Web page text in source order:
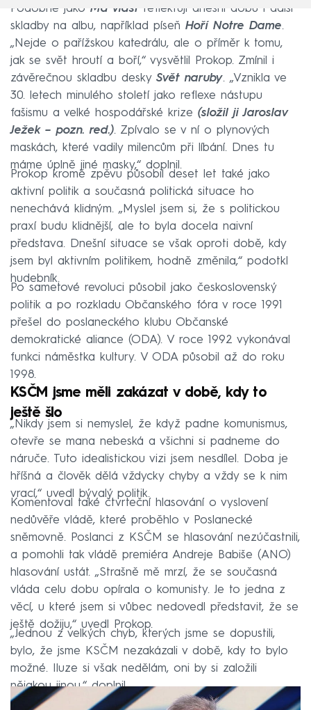
Podobně jako Má vlast reflektují dnešní dobu i další
skladby na albu, například píseň Hoří Notre Dame.
„Nejde o pařížskou katedrálu, ale o příměr k tomu,
jak se svět hroutí a boří,“ vysvětlil Prokop. Zmínil i
závěrečnou skladbu desky Svět naruby. „Vznikla ve
30. letech minulého století jako reflexe nástupu
fašismu a velké hospodářské krize (složil ji Jaroslav
Ježek – pozn. red.). Zpívalo se v ní o plynových
maskách, které vadily milencům při líbání. Dnes tu
máme úplně jiné masky,“ doplnil.
Prokop kromě zpěvu působil deset let také jako
aktivní politik a současná politická situace ho
nenechává klidným. „Myslel jsem si, že s politickou
praxí budu klidnější, ale to byla docela naivní
představa. Dnešní situace se však oproti době, kdy
jsem byl aktivním politikem, hodně změnila,“ podotkl
hudebník.
Po sametové revoluci působil jako československý
politik a po rozkladu Občanského fóra v roce 1991
přešel do poslaneckého klubu Občanské
demokratické aliance (ODA). V roce 1992 vykonával
funkci náměstka kultury. V ODA působil až do roku
1998.
KSČM jsme měli zakázat v době, kdy to
ještě šlo
„Nikdy jsem si nemyslel, že když padne komunismus,
otevře se mana nebeská a všichni si padneme do
náruče. Tuto idealistickou vizi jsem nesdílel. Doba je
hříšná a člověk dělá vždycky chyby a vždy se k nim
vrací,“ uvedl bývalý politik.
Komentoval také čtvrteční hlasování o vyslovení
nedůvěře vládě, které proběhlo v Poslanecké
sněmovně. Poslanci z KSČM se hlasování nezúčastnili,
a pomohli tak vládě premiéra Andreje Babiše (ANO)
hlasování ustát. „Strašně mě mrzí, že se současná
vláda celu dobu opírala o komunisty. Je to jedna z
věcí, u které jsem si vůbec nedovedl představit, že se
ještě dožiju,“ uvedl Prokop.
„Jednou z velkých chyb, kterých jsme se dopustili,
bylo, že jsme KSČM nezakázali v době, kdy to bylo
možné. Iluze si však nedělám, oni by si založili
nějakou jinou,“ doplnil.